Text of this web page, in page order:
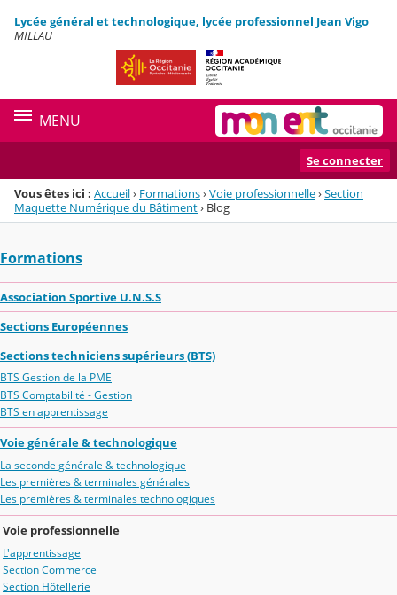
Menu de la rubrique
Contenu
Lycée général et technologique, lycée professionnel Jean Vigo
MILLAU
MENU
Se connecter
Vous êtes ici : Accueil› Formations›Voie professionnelle›Section
Maquette Numérique du Bâtiment› Blog
Formations
Association Sportive U.N.S.S
Sections Européennes
Sections techniciens supérieurs (BTS)
BTS Gestion de la PME
BTS Comptabilité - Gestion
BTS en apprentissage
Voie générale & technologique
La seconde générale & technologique
Les premières & terminales générales
Les premières & terminales technologiques
Voie professionnelle
L'apprentissage
Section Commerce
Section Hôtellerie